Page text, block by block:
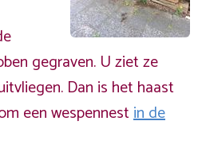
gegraven. U ziet ze
Dan is het haast
een wespennestin de